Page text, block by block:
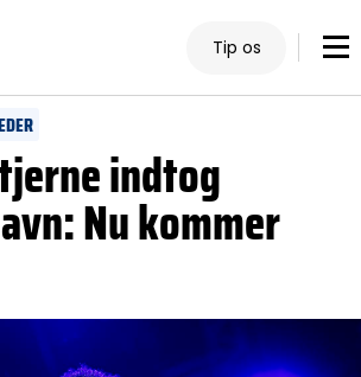
Tip os
indtog
Nu kommer